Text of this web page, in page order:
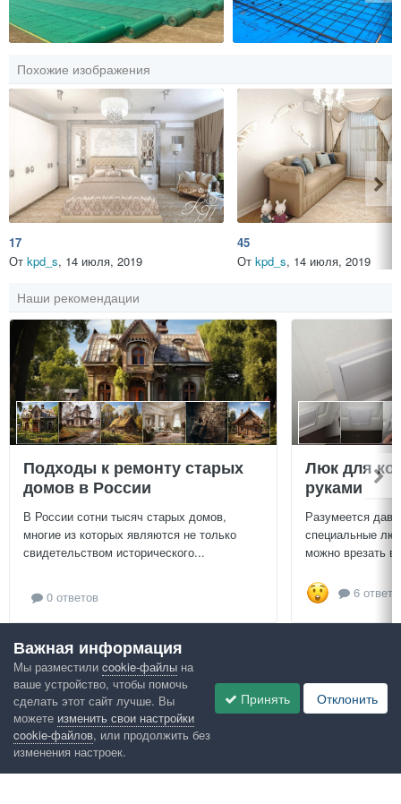
Похожие изображения
17
От kpd_s, 14 июля, 2019
45
От kpd_s, 14 июля, 2019
Наши рекомендации
Подходы к ремонту старых
домов в России
В России сотни тысяч старых домов,
многие из которых являются не только
свидетельством исторического...
0 ответов
Люк для
руками
Разумеется
специальные
можно врезать
6
Посмотреть всё
Google рекомендует
Важная информация
Мы разместили cookie-файлы на
ваше устройство, чтобы помочь
сделать этот сайт лучше. Вы
можете изменить свои настройки
cookie-файлов, или продолжить без
изменения настроек.
Принять Отклонить